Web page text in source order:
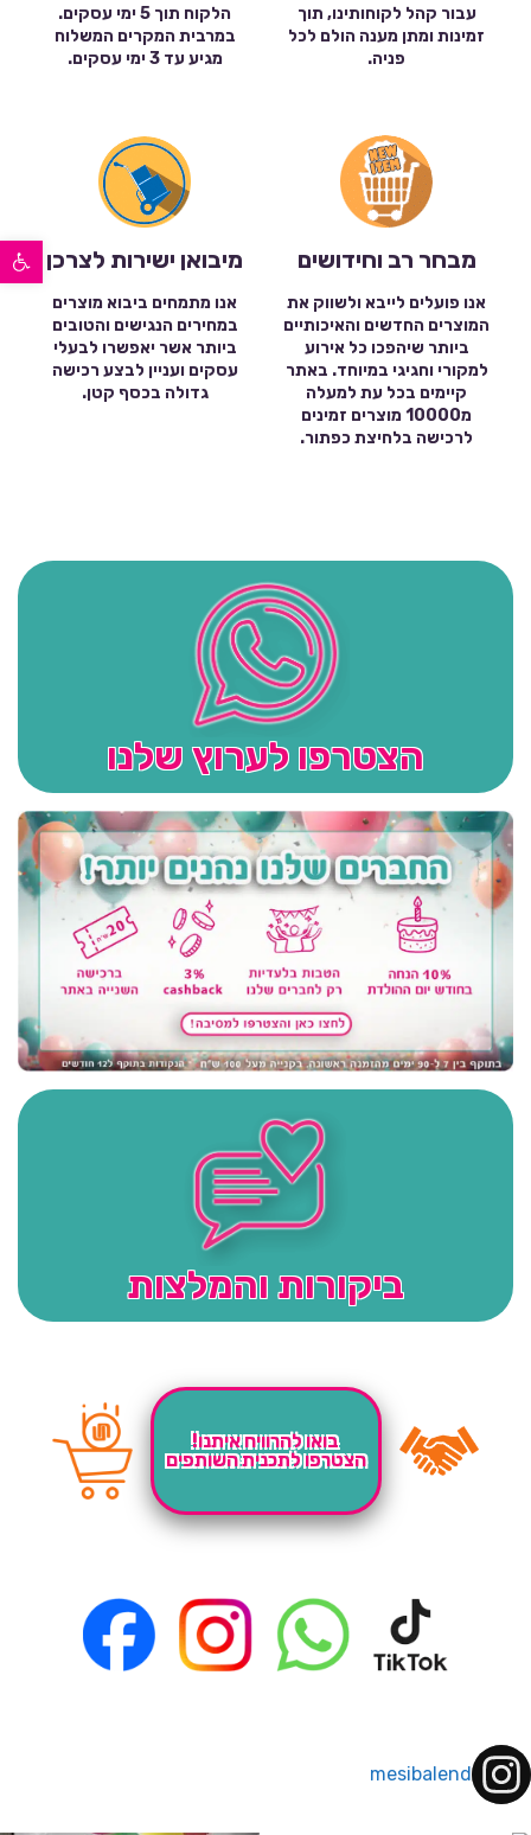
פתח סרגל נגישות
עבור קהל לקוחותינו, תוך
זמינות ומתן מענה הולם לכל
פניה.
הלקוח תוך 5 ימי עסקים.
במרבית המקרים המשלוח
מגיע עד 3 ימי עסקים.
מבחר רב וחידושים
אנו פועלים לייבא ולשווק את
המוצרים החדשים והאיכותיים
ביותר שיהפכו כל אירוע
למקורי וחגיגי במיוחד. באתר
קיימים בכל עת למעלה
מ10000 מוצרים זמינים
לרכישה בלחיצת כפתור.
מיבואן ישירות לצרכן
אנו מתמחים ביבוא מוצרים
במחירים הנגישים והטובים
ביותר אשר יאפשרו לבעלי
עסקים ועניין לבצע רכישה
גדולה בכסף קטן.
הצטרפו לערוץ שלנו
ביקורות והמלצות
בואו להרוויח איתנו!
הצטרפו לתכנית השותפים
mesibalend